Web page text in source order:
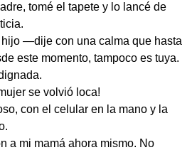
tomé el tapete y lo lancé de
—dije con una calma que hasta
este momento, tampoco es tuya.
se volvió loca!
con el celular en la mano y la
a mi mamá ahora mismo. No